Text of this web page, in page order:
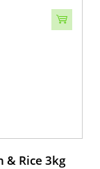
& Rice 3kg